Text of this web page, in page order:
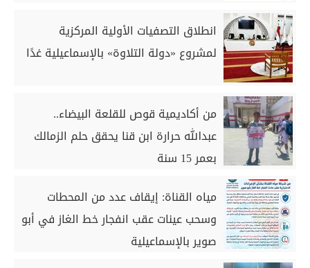
انطلاق التصفيات الأولية المركزية
لمشروع «دولة التلاوة» بالإسماعيلية غدًا
من أكاديمية قوص للقلعة البيضاء..
عبدالله حرارة ابن قنا يحقق حلم الزمالك
بعمر 15 سنة
مياه القناة: إيقاف عدد من المحطات
وسحب عينات عقب انفجار خط الغاز في أبو
صوير بالإسماعيلية